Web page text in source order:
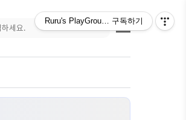
Ruru's PlayGround :)구독하기